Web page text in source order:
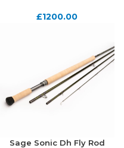
£1200.00
Sage Sonic Dh Fly Rod